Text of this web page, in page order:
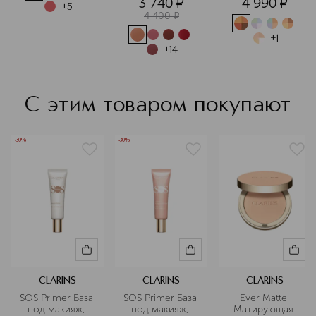
Подробнее
+5
4 400 ¤
+14
+1
С этим товаром покупают
-30%
CLARINS
SOS Primer База
под макияж,
-30%
CLARINS
SOS Primer База
под макияж,
CLARINS
Ever Matte
Матирующая